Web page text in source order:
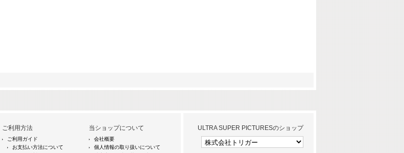
ご利用方法
ご利用ガイド
お支払い方法について
当ショップについて
会社概要
個人情報の取り扱いについて
ULTRA SUPER PICTURESのショップ